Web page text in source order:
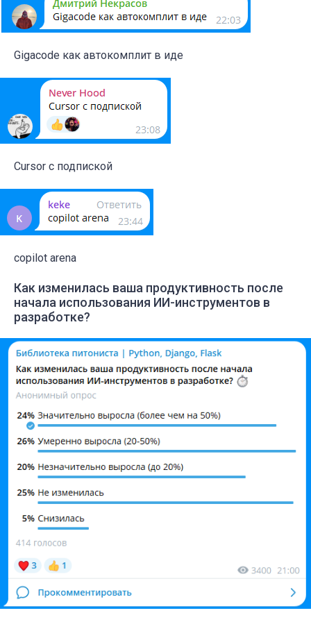
Gigacode как автокомплит в иде
Cursor с подпиской
copilot arena
Как изменилась ваша продуктивность после
начала использования ИИ-инструментов в
разработке?